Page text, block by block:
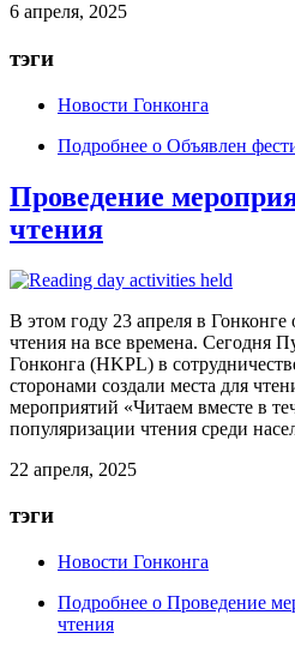
6 апреля, 2025
тэги
Новости Гонконга
Подробнее о Объявлен
Проведение
чтения
В этом году 23 апреля в Гонконге
чтения на все времена. Сегодня
Гонконга (HKPL) в
сторонами создали места для
мероприятий «Читаем вместе в
популяризации чтения среди
22 апреля, 2025
тэги
Новости Гонконга
Подробнее о Проведение
чтения